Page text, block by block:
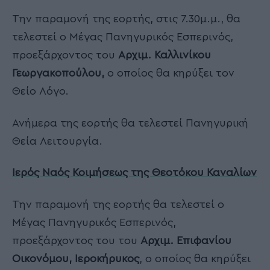
Την παραμονή της εορτής, στις 7.30μ.μ., θα
τελεστεί ο Μέγας Πανηγυρικός Εσπερινός,
προεξάρχοντος του Αρχιμ. Καλλινίκου
Γεωργακοπούλου, ο οποίος θα κηρύξει τον
Θείο Λόγο.
Ανήμερα της εορτής θα τελεστεί Πανηγυρική
Θεία Λειτουργία.
Ιερός Ναός Κοιμήσεως της Θεοτόκου Καναλίων
Την παραμονή της εορτής θα τελεστεί ο
Μέγας Πανηγυρικός Εσπερινός,
προεξάρχοντος του του Αρχιμ. Επιφανίου
Οικονόμου, Ιεροκήρυκος, ο οποίος θα κηρύξει